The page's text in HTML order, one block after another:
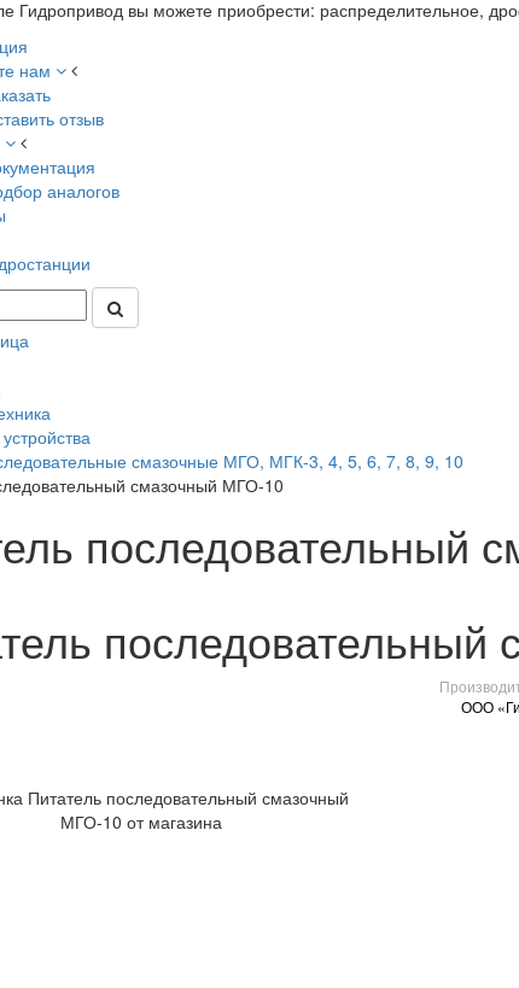
Гидропривод вы можете приобрести: распределительное,
нам
отзыв
аналогов
смазочные МГО, МГК-3, 4, 5, 6, 7, 8, 9, 10
смазочный МГО-10
последовательный
ООО